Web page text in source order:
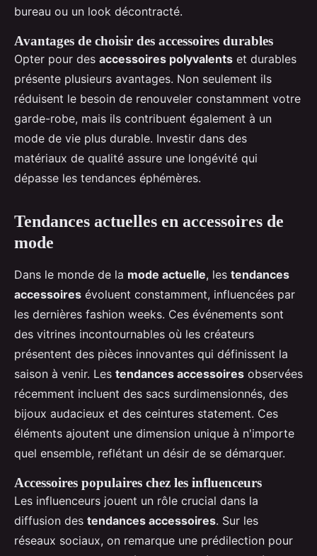
bureau ou un look décontracté.
Avantages de choisir des accessoires durables
Opter pour des accessoires polyvalents et durables
présente plusieurs avantages. Non seulement ils
réduisent le besoin de renouveler constamment votre
garde-robe, mais ils contribuent également à un
mode de vie plus durable. Investir dans des
matériaux de qualité assure une longévité qui
dépasse les tendances éphémères.
Tendances actuelles en accessoires de
mode
Dans le monde de la mode actuelle, les tendances
accessoires évoluent constamment, influencées par
les dernières fashion weeks. Ces événements sont
des vitrines incontournables où les créateurs
présentent des pièces innovantes qui définissent la
saison à venir. Les tendances accessoires observées
récemment incluent des sacs surdimensionnés, des
bijoux audacieux et des ceintures statement. Ces
éléments ajoutent une dimension unique à n'importe
quel ensemble, reflétant un désir de se démarquer.
Accessoires populaires chez les influenceurs
Les influenceurs jouent un rôle crucial dans la
diffusion des tendances accessoires. Sur les
réseaux sociaux, on remarque une prédilection pour